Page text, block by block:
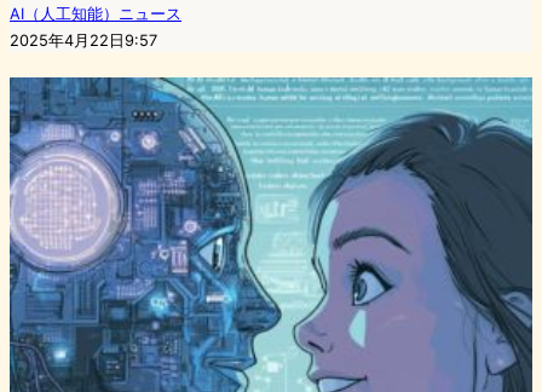
AI（人工知能）ニュース
2025年4月22日9:57